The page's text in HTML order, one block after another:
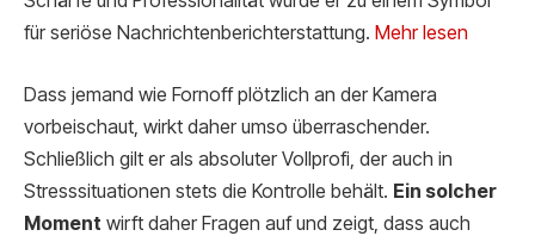
für seriöse Nachrichtenberichterstattung. Mehr lesen
Dass jemand wie Fornoff plötzlich an der Kamera
vorbeischaut, wirkt daher umso überraschender.
Schließlich gilt er als absoluter Vollprofi, der auch in
Stresssituationen stets die Kontrolle behält. Ein solcher
Moment wirft daher Fragen auf und zeigt, dass auch